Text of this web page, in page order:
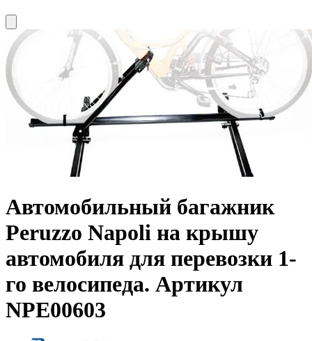
Автомобильный багажник
Peruzzo Napoli на крышу
автомобиля для перевозки 1-
го велосипеда. Артикул
NPE00603